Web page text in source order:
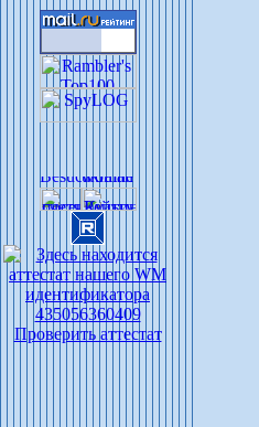
Проверить аттестат